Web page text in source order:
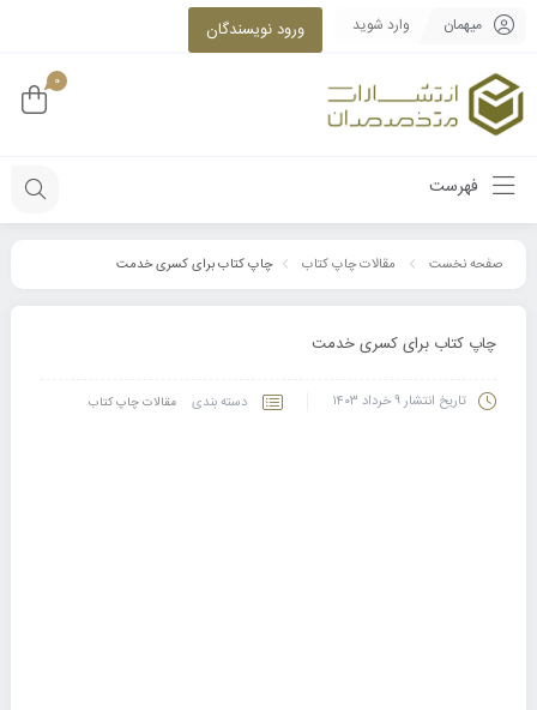
میهمان وارد شوید ورود نویسندگان
0
فهرست
صفحه نخست مقالات چاپ کتاب چاپ کتاب برای کسری خدمت
چاپ کتاب برای کسری خدمت
تاریخ انتشار۹ خرداد ۱۴۰۳ دسته بندی مقالات چاپ کتاب